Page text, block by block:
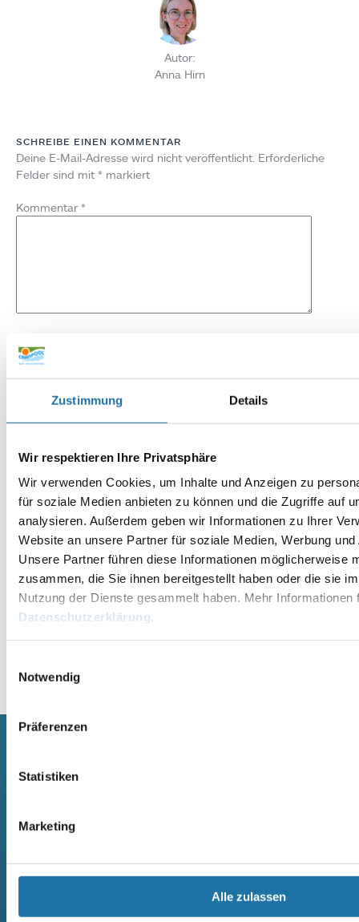
Zustimmung Details
Wir respektieren Ihre Privatsphäre
Wir verwenden Cookies, um Inhalte und Anzeigen zu
für soziale Medien anbieten zu können und die Zugriffe auf
analysieren. Außerdem geben wir Informationen zu Ihrer
Website an unsere Partner für soziale Medien, Werbung
Unsere Partner führen diese Informationen möglicherweise
zusammen, die Sie ihnen bereitgestellt haben oder die sie
Nutzung der Dienste gesammelt haben. Mehr Informationen
Datenschutzerklärung.
Notwendig
Präferenzen
Statistiken
Marketing
Alle zulassen
Autor:
Anna Hirn
SCHREIBE EINEN KOMMENTAR
Deine E-Mail-Adresse wird nicht veröffentlicht. Erforderliche
Felder sind mit * markiert
Kommentar *
Website
Alternative:
SCHWIMMBECKEN
REMO
CRANTHERMO
AREND SAARI KOMFORT
MASSIVHOLZSAUNA